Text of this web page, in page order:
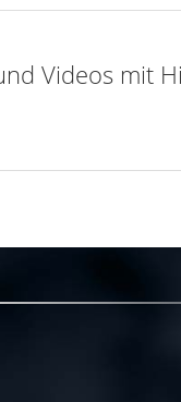
Videos mit